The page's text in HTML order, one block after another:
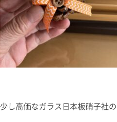
少し高価なガラス日本板硝子社